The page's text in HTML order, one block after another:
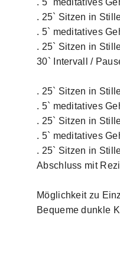
. 5` meditatives
. 25` Sitzen in
. 5` meditatives
. 25` Sitzen in
30` Intervall /
. 25` Sitzen in
. 5` meditatives
. 25` Sitzen in
. 5` meditatives
. 25` Sitzen in
Abschluss mit
Möglichkeit zu
Bequeme dunkle